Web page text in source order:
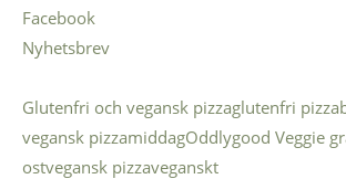
Facebook
Nyhetsbrev
Glutenfri och vegansk pizzaglutenfri
vegansk pizzamiddagOddlygood Veggie
ostvegansk pizzaveganskt